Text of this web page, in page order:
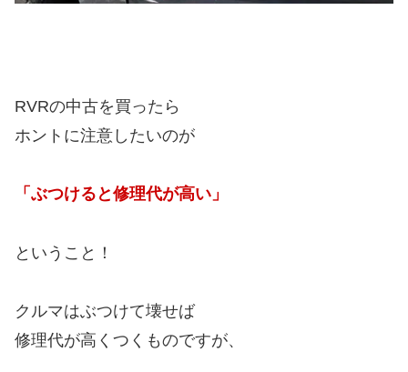
RVRの中古を買ったら
ホントに注意したいのが
「ぶつけると修理代が高い」
ということ！
クルマはぶつけて壊せば
修理代が高くつくものですが、